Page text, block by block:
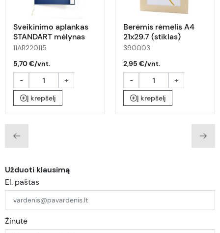
Sveikinimo aplankas
STANDART mėlynas
11AR220115
5,70 €/vnt.
-
+
Į krepšelį
Berėmis rėmelis A4
21x29.7 (stiklas)
390003
2,95 €/vnt.
-
+
Į krepšelį
Užduoti klausimą
El. paštas
Žinutė